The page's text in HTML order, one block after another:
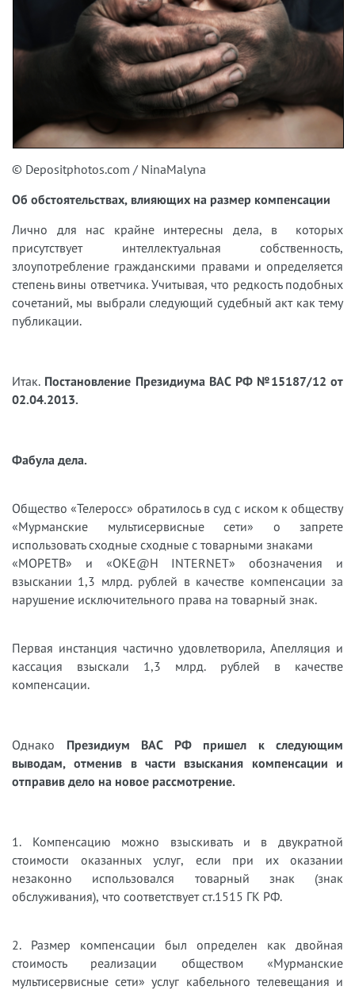
© Depositphotos.com / NinaMalyna
Об обстоятельствах, влияющих на размер компенсации
Лично для нас крайне интересны дела, в которых
присутствует интеллектуальная собственность,
злоупотребление гражданскими правами и определяется
степень вины ответчика. Учитывая, что редкость подобных
сочетаний, мы выбрали следующий судебный акт как тему
публикации.
Итак. Постановление Президиума ВАС РФ №15187/12 от
02.04.2013.
Фабула дела.
Общество «Телеросс» обратилось в суд с иском к обществу
«Мурманские мультисервисные сети» о запрете
использовать сходные сходные с товарными знаками
«МОРЕТВ» и «ОКЕ@Н INTERNET» обозначения и
взыскании 1,3 млрд. рублей в качестве компенсации за
нарушение исключительного права на товарный знак.
Первая инстанция частично удовлетворила, Апелляция и
кассация взыскали 1,3 млрд. рублей в качестве
компенсации.
Однако Президиум ВАС РФ пришел к следующим
выводам, отменив в части взыскания компенсации и
отправив дело на новое рассмотрение.
1. Компенсацию можно взыскивать и в двукратной
стоимости оказанных услуг, если при их оказании
незаконно использовался товарный знак (знак
обслуживания), что соответствует ст.1515 ГК РФ.
2. Размер компенсации был определен как двойная
стоимость реализации обществом «Мурманские
мультисервисные сети» услуг кабельного телевещания и